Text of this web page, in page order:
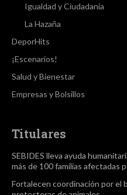
Igualdad y Ciudadanía
La Hazaña
DeporHits
¡Escenarios!
Salud y Bienestar
Empresas y Bolsillos
Titulares
SEBIDES lleva ayuda
más de 100 familias afectadas
Fortalecen coordinación por el